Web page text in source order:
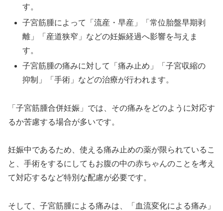
す。
子宮筋腫によって「流産・早産」「常位胎盤早期剥
離」「産道狭窄」などの妊娠経過へ影響を与えま
す。
子宮筋腫の痛みに対して「痛み止め」「子宮収縮の
抑制」「手術」などの治療が行われます。
「子宮筋腫合併妊娠」では、その痛みをどのように対応す
るか苦慮する場合が多いです。
妊娠中であるため、使える痛み止めの薬が限られているこ
と、手術をするにしてもお腹の中の赤ちゃんのことを考え
て対応するなど特別な配慮が必要です。
そして、子宮筋腫による痛みは、「血流変化による痛み」